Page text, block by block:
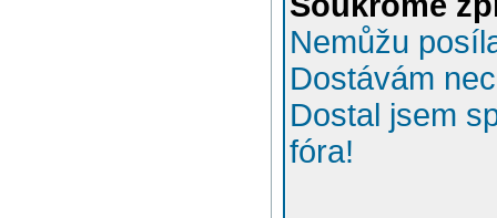
Nemůžu
Dostávám
Dostal jsem
fóra!